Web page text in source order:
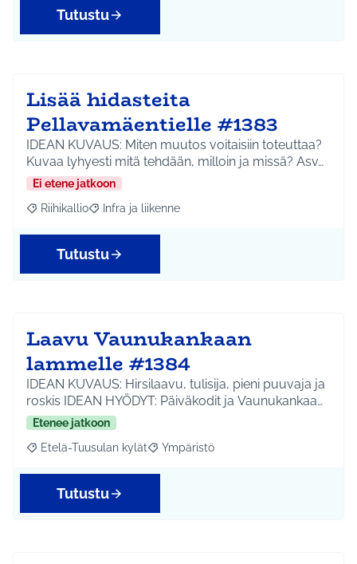
Tutustu
Lisää hidasteita
Pellavamäentielle #1383
IDEAN KUVAUS: Miten muutos voitaisiin toteuttaa?
Kuvaa lyhyesti mitä tehdään, milloin ja missä? Asv…
Ei etene jatkoon
Rajaa tulokset aihepiirin mukaan: Riihikallio
Riihikallio Rajaa tulokset teeman mukaan: Infra ja liikenne
Infra ja liikenne
Tutustu
Laavu Vaunukankaan
lammelle #1384
IDEAN KUVAUS: Hirsilaavu, tulisija, pieni puuvaja ja
roskis IDEAN HYÖDYT: Päiväkodit ja Vaunukankaa…
Etenee jatkoon
Rajaa tulokset aihepiirin mukaan: Etelä-Tuusulan kylät
Etelä-Tuusulan kylät Rajaa tulokset teeman mukaan:
Ympäristö
Tutustu